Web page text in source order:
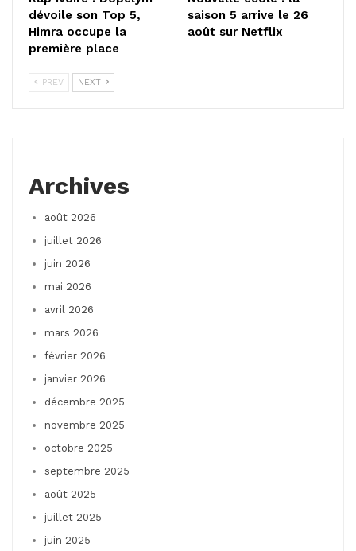
dévoile son Top 5,
Himra occupe la
première place
saison 5 arrive le 26
août sur Netflix
PREV NEXT
Archives
août 2026
juillet 2026
juin 2026
mai 2026
avril 2026
mars 2026
février 2026
janvier 2026
décembre 2025
novembre 2025
octobre 2025
septembre 2025
août 2025
juillet 2025
juin 2025